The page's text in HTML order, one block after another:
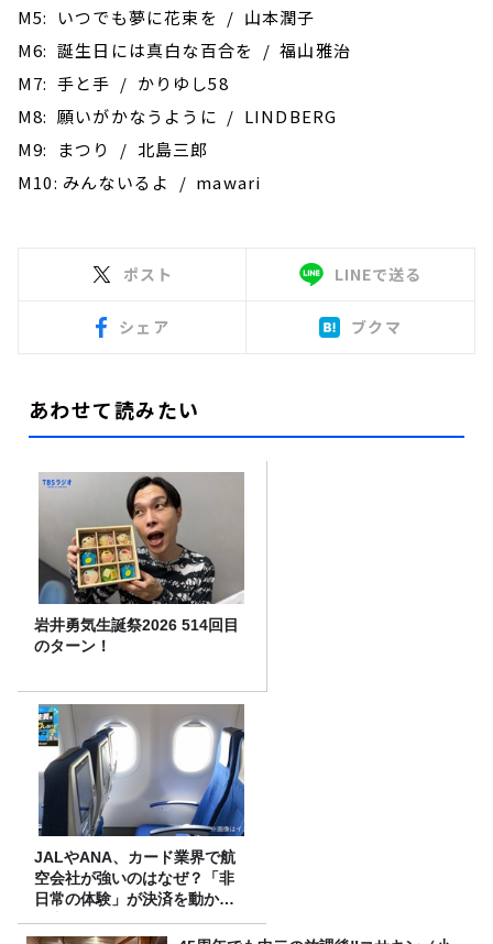
M5: いつでも夢に花束を / 山本潤子
M6: 誕生日には真白な百合を / 福山雅治
M7: 手と手 / かりゆし58
M8: 願いがかなうように / LINDBERG
M9: まつり / 北島三郎
M10: みんないるよ / mawari
ポスト LINEで送る
シェア ブクマ
あわせて読みたい
岩井勇気生誕祭2026 514回目
のターン！
JALやANA、カード業界で航
空会社が強いのはなぜ？「非
日常の体験」が決済を動かす
理由